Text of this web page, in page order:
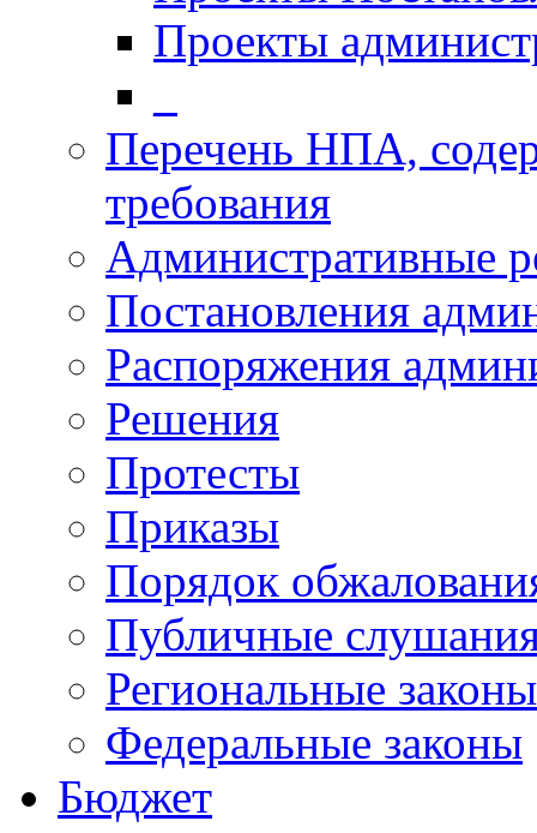
Проекты
Перечень НПА,
требования
Административные
Постановления
Распоряжения
Решения
Протесты
Приказы
Порядок
Публичные
Региональные законы
Федеральные законы
Бюджет